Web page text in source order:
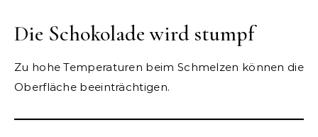
Die Schokolade wird stumpf
Zu hohe Temperaturen beim Schmelzen können die
Oberfläche beeinträchtigen.